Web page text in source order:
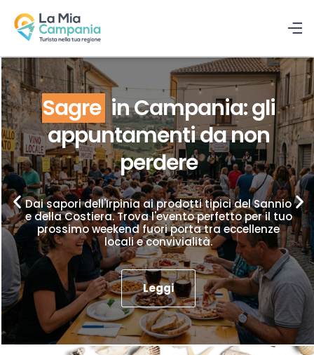
Sagre in Campania: gli
appuntamenti da non
perdere
Dai sapori dell'Irpinia ai prodotti tipici del Sannio
e della Costiera. Trova l'evento perfetto per il tuo
prossimo weekend fuori porta tra eccellenze
locali e convivialità.
Leggi